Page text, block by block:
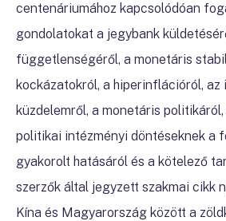
centenáriumához kapcsolódóan
gondolatokat a jegybank
függetlenségéről, a monetáris
kockázatokról, a hiperinflációról,
küzdelemről, a monetáris
politikai intézményi döntéseknek a
gyakorolt hatásáról és a kötelező
szerzők által jegyzett szakmai cikk
Kína és Magyarország között a